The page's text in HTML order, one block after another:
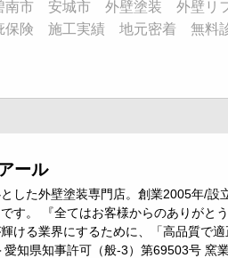
市 安城市 外壁塗装 外壁リ
険 施工実績 地元密着 無料
ール
した外壁塗装専門店。創業2005年/設
す。 『全てはお客様からのありがと
ける業界にするために、「高品質で
知県知事許可（般-3）第69503号 窯